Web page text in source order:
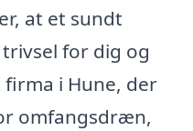
at et sundt
for dig og
i Hune, der
omfangsdræn,